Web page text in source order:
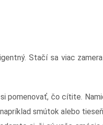
Stačí sa viac
pomenovať, čo cítite.
smútok alebo